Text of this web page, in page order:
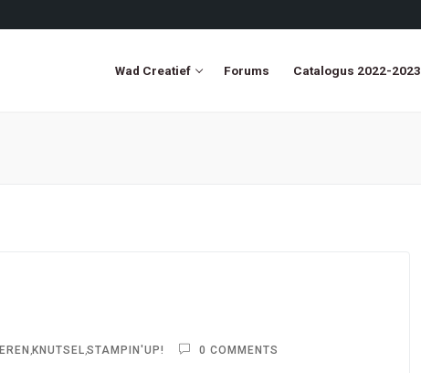
Wad Creatief Forums Catalogus 2022-2023
,KNUTSEL,STAMPIN'UP! 0 COMMENTS